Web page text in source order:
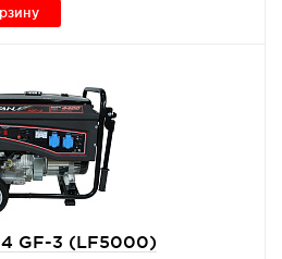
GF-3 (LF5000)